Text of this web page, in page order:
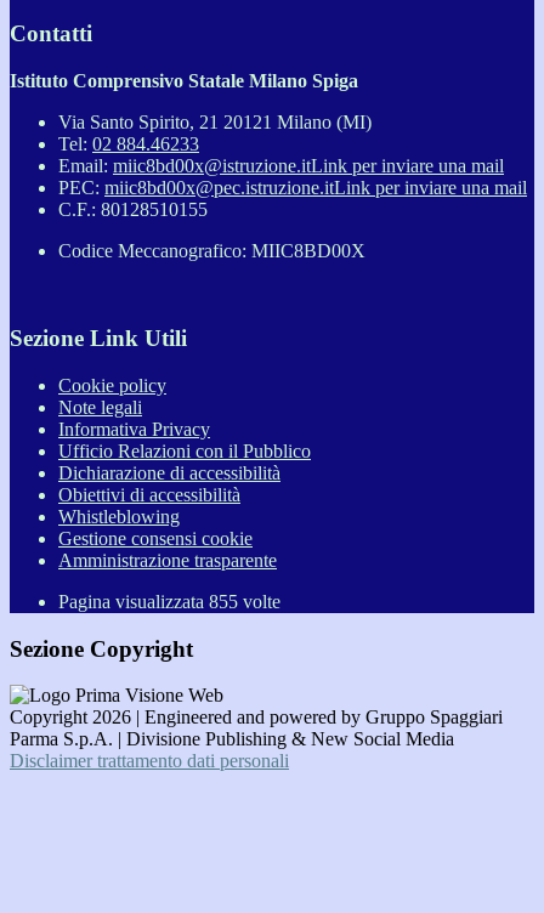
Contatti
Istituto Comprensivo Statale Milano Spiga
Via Santo Spirito, 21 20121 Milano (MI)
Tel: 02 884.46233
Email: miic8bd00x@istruzione.itLink per inviare una mail
PEC: miic8bd00x@pec.istruzione.itLink per inviare una mail
C.F.: 80128510155
Codice Meccanografico: MIIC8BD00X
Sezione Link Utili
Cookie policy
Note legali
Informativa Privacy
Ufficio Relazioni con il Pubblico
Dichiarazione di accessibilità
Obiettivi di accessibilità
Whistleblowing
Gestione consensi cookie
Amministrazione trasparente
Pagina visualizzata 855 volte
Sezione Copyright
Copyright 2026 | Engineered and powered by Gruppo Spaggiari
Parma S.p.A. | Divisione Publishing & New Social Media
Disclaimer trattamento dati personali